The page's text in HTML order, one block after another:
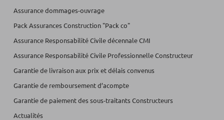
Assurance dommages-ouvrage
Pack Assurances Construction "Pack co"
Assurance Responsabilité Civile décennale CMI
Assurance Responsabilité Civile Professionnelle Constructeur
Garantie de livraison aux prix et délais convenus
Garantie de remboursement d’acompte
Garantie de paiement des sous-traitants Constructeurs
Actualités